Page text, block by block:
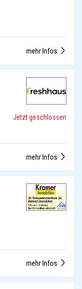
mehr Infos
Jetzt geschlossen
mehr Infos
mehr Infos